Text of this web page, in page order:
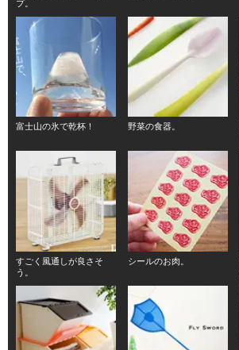
プ。
富士山の氷で乾杯！ 野菜の食器。
すごく風通しが良さそ
う。
シールのお肉。